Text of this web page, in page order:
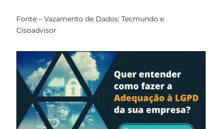
Fonte – Vazamento de Dados: Tecmundo e
Cisoadvisor